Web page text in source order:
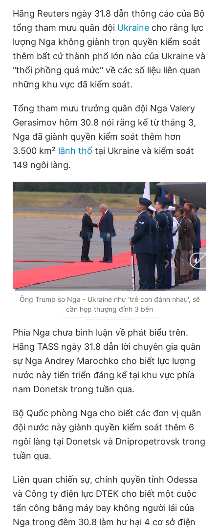
Đặt báo Quảng cáo RSS Tòa soạn Chính sách bảo
Phó tổng biên tập thường trực: Hải Thành
Phó tổng biên tập: Lâm Hiếu Dũng
Phó tổng biên tập: Trần Việt Hưng
Tổng thư ký tòa soạn: Đức Trung
© 2003-2026 Bản quyền thuộc về Báo Thanh Niên. Cấm sao
chép dưới mọi hình thức nếu không có sự chấp thuận bằng văn
bản. Phát triển bởi ePi Technologies, JSC.
Hãng Reuters ngày 31.8 dẫn thông cáo của Bộ
tổng tham mưu quân đội Ukraine cho rằng lực
lượng Nga không giành trọn quyền kiểm soát
thêm bất cứ thành phố lớn nào của Ukraine và
"thổi phồng quá mức" về các số liệu liên quan
những khu vực đã kiểm soát.
Tổng tham mưu trưởng quân đội Nga Valery
Gerasimov hôm 30.8 nói rằng kể từ tháng 3,
Nga đã giành quyền kiểm soát thêm hơn
3.500 km² lãnh thổ tại Ukraine và kiểm soát
149 ngôi làng.
C
e
i
m
e
0:02 / D
2:16
Ông Trump so Nga - Ukraine như 'trẻ con đánh nhau', sẽ
cần họp thượng đỉnh 3 bên
Phía Nga chưa bình luận về phát biểu trên.
Hãng TASS ngày 31.8 dẫn lời chuyên gia quân
sự Nga Andrey Marochko cho biết lực lượng
nước này tiến triển đáng kể tại khu vực phía
nam Donetsk trong tuần qua.
Bộ Quốc phòng Nga cho biết các đơn vị quân
đội nước này giành quyền kiểm soát thêm 6
ngôi làng tại Donetsk và Dnipropetrovsk trong
tuần qua.
Liên quan chiến sự, chính quyền tỉnh Odessa
và Công ty điện lực DTEK cho biết một cuộc
tấn công bằng máy bay không người lái của
Nga trong đêm 30.8 làm hư hại 4 cơ sở điện